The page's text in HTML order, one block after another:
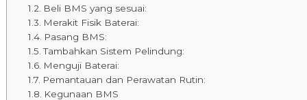
Beli BMS yang sesuai:
Merakit Fisik Baterai:
Pasang BMS:
Tambahkan Sistem Pelindung:
Menguji Baterai:
Pemantauan dan Perawatan Rutin:
Kegunaan BMS